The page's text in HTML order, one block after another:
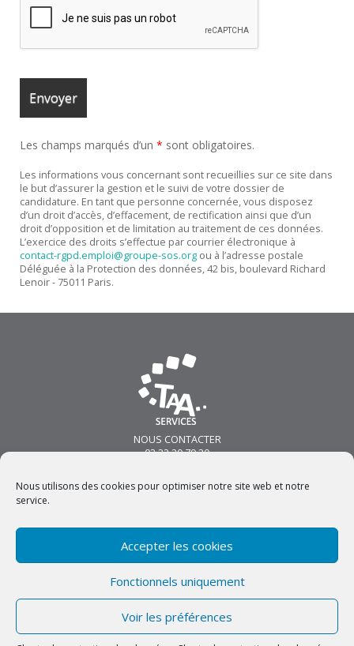
Nous utilisons des cookies pour optimiser notre site web et notre
service.
Accepter les cookies
Fonctionnels uniquement
Voir les préférences
Les champs marqués d’un * sont obligatoires.
Les informations vous concernant sont recueillies sur ce site dans
le but d’assurer la gestion et le suivi de votre dossier de
candidature. En tant que personne concernée, vous disposez
d’un droit d’accès, d’effacement, de rectification ainsi que d’un
droit d’opposition et de limitation au traitement de ces données.
L’exercice des droits s’effectue par courrier électronique à
contact-rgpd.emploi@groupe-sos.org ou à l’adresse postale
Déléguée à la Protection des données, 42 bis, boulevard Richard
Lenoir - 75011 Paris.
NOUS CONTACTER
03 22 20 79 20
80100 ABBEVILLE
contact@taa-services.com
GROUPE SOS
Politique de confidentialité
Développement : Phil-o-web • © 2026 TAA Services. Tous droits
réservés